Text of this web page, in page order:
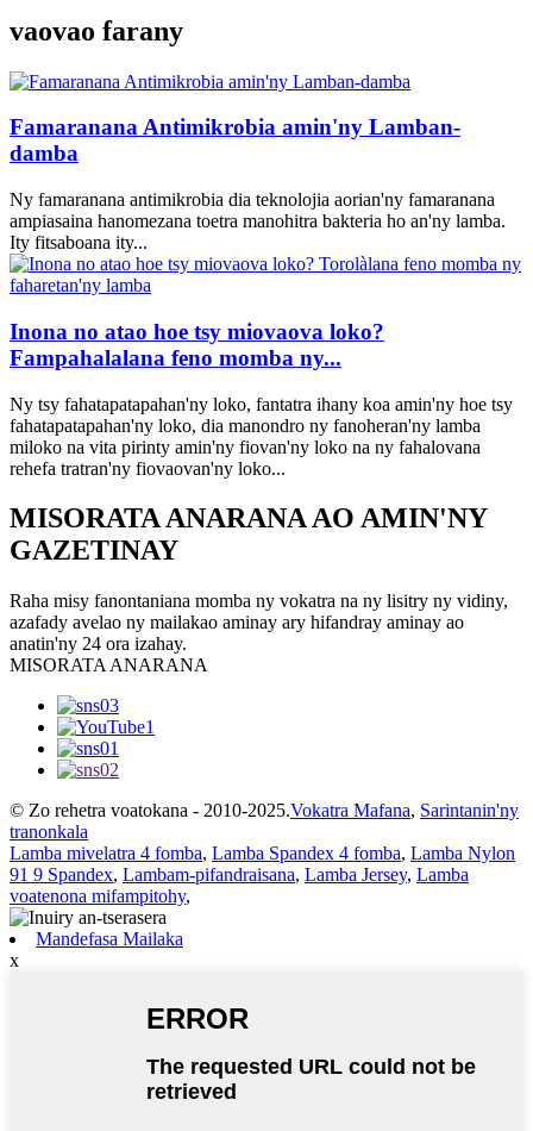
vaovao farany
Famaranana Antimikrobia amin'ny Lamban-
damba
Ny famaranana antimikrobia dia teknolojia aorian'ny famaranana
ampiasaina hanomezana toetra manohitra bakteria ho an'ny lamba.
Ity fitsaboana ity...
Inona no atao hoe tsy miovaova loko?
Fampahalalana feno momba ny...
Ny tsy fahatapatapahan'ny loko, fantatra ihany koa amin'ny hoe tsy
fahatapatapahan'ny loko, dia manondro ny fanoheran'ny lamba
miloko na vita pirinty amin'ny fiovan'ny loko na ny fahalovana
rehefa tratran'ny fiovaovan'ny loko...
MISORATA ANARANA AO AMIN'NY
GAZETINAY
Raha misy fanontaniana momba ny vokatra na ny lisitry ny vidiny,
azafady avelao ny mailakao aminay ary hifandray aminay ao
anatin'ny 24 ora izahay.
MISORATA ANARANA
© Zo rehetra voatokana - 2010-2025.Vokatra Mafana, Sarintanin'ny
tranonkala
Lamba mivelatra 4 fomba, Lamba Spandex 4 fomba, Lamba Nylon
91 9 Spandex, Lambam-pifandraisana, Lamba Jersey, Lamba
voatenona mifampitohy,
Mandefasa Mailaka
x